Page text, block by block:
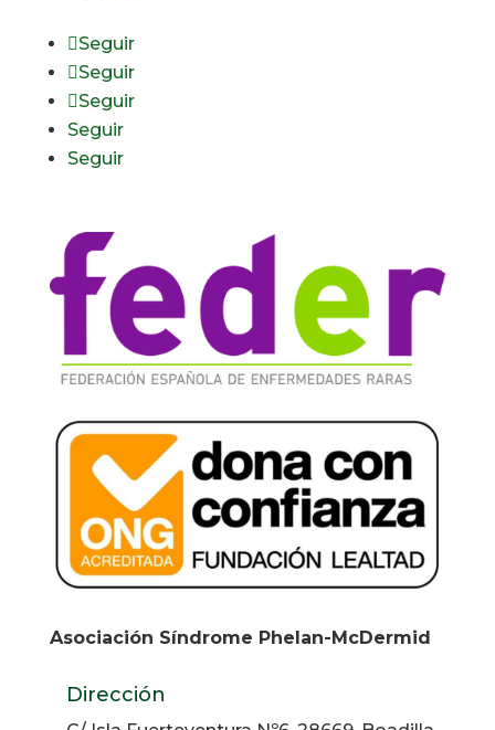
Seguir
Seguir
Seguir
Seguir
Seguir
Asociación Síndrome Phelan-McDermid
Dirección